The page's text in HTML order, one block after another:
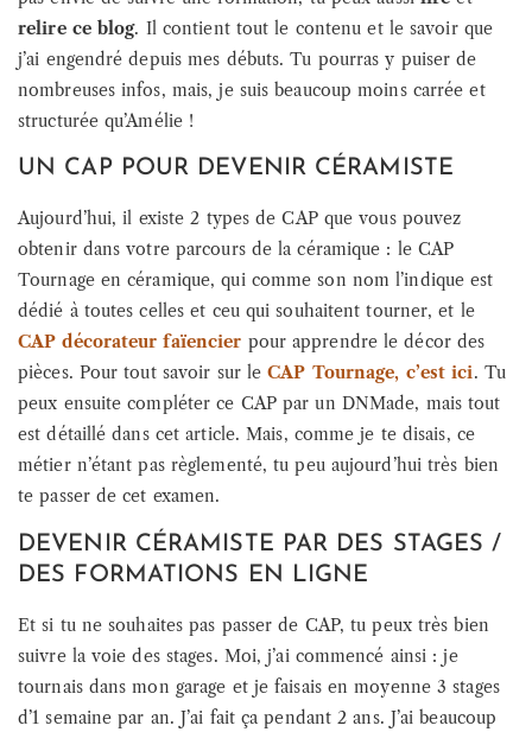
relire ce blog. Il contient tout le contenu et le savoir que
j’ai engendré depuis mes débuts. Tu pourras y puiser de
nombreuses infos, mais, je suis beaucoup moins carrée et
structurée qu’Amélie !
UN CAP POUR DEVENIR CÉRAMISTE
Aujourd’hui, il existe 2 types de CAP que vous pouvez
obtenir dans votre parcours de la céramique : le CAP
Tournage en céramique, qui comme son nom l’indique est
dédié à toutes celles et ceu qui souhaitent tourner, et le
CAP décorateur faïencier pour apprendre le décor des
pièces. Pour tout savoir sur leCAP Tournage, c’est ici. Tu
peux ensuite compléter ce CAP par un DNMade, mais tout
est détaillé dans cet article. Mais, comme je te disais, ce
métier n’étant pas règlementé, tu peu aujourd’hui très bien
te passer de cet examen.
DEVENIR CÉRAMISTE PAR DES STAGES /
DES FORMATIONS EN LIGNE
Et si tu ne souhaites pas passer de CAP, tu peux très bien
suivre la voie des stages. Moi, j’ai commencé ainsi : je
tournais dans mon garage et je faisais en moyenne 3 stages
d’1 semaine par an. J’ai fait ça pendant 2 ans. J’ai beaucoup